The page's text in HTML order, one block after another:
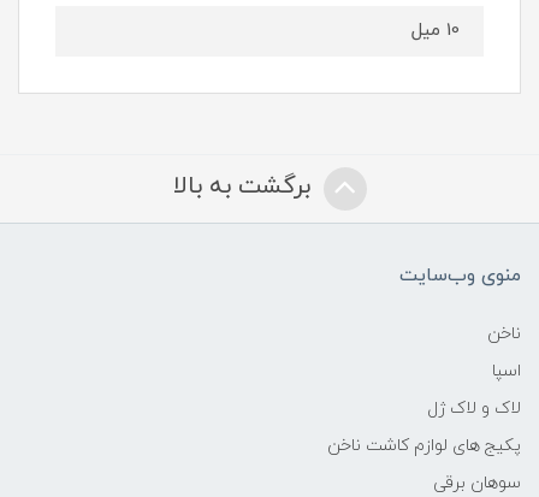
10 میل
برگشت به بالا
منوی وب‌سایت
ناخن
اسپا
لاک و لاک ژل
پکیج های لوازم کاشت ناخن
سوهان برقی